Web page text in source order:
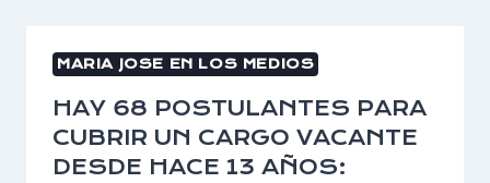
MARIA JOSE EN LOS MEDIOS
HAY 68 POSTULANTES PARA
CUBRIR UN CARGO VACANTE
DESDE HACE 13 AÑOS: